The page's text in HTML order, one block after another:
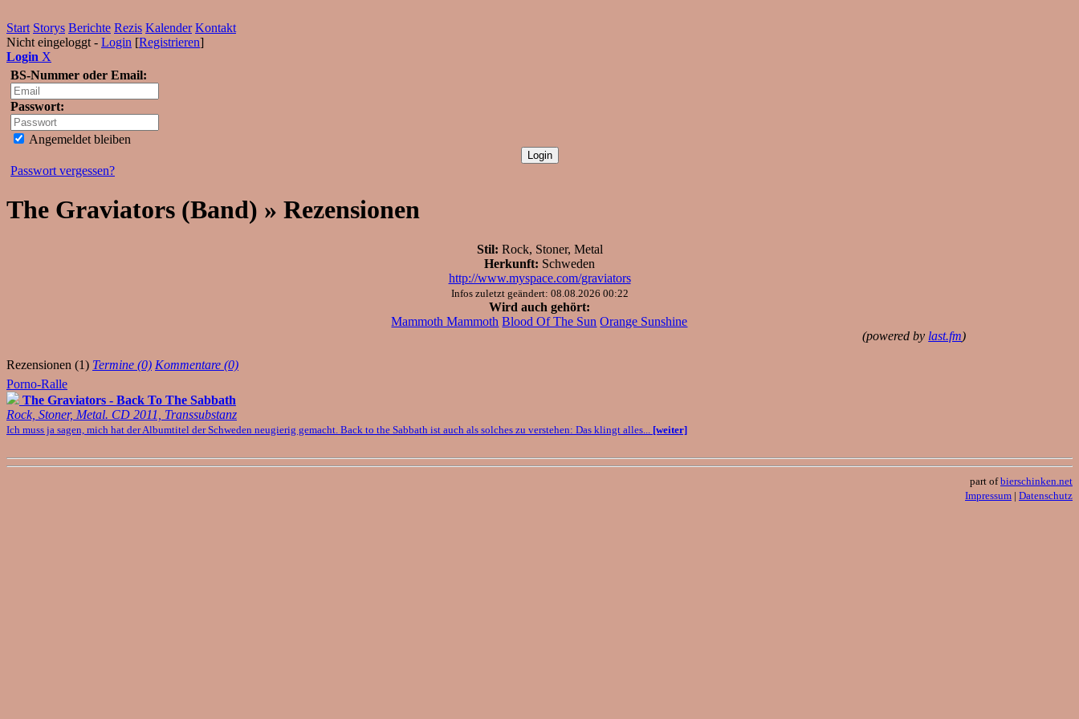
Start Storys Berichte Rezis Kalender Kontakt
Nicht eingeloggt - Login [Registrieren]
Login X
BS-Nummer oder Email:
Passwort:
Angemeldet bleiben
Passwort vergessen?
The Graviators (Band) » Rezensionen
Stil: Rock, Stoner, Metal
Herkunft: Schweden
http://www.myspace.com/graviators
Infos zuletzt geändert: 08.08.2026 00:22
Wird auch gehört:
Mammoth Mammoth Blood Of The Sun Orange Sunshine
(powered by last.fm)
Rezensionen (1) Termine (0) Kommentare (0)
Porno-Ralle
The Graviators - Back To The Sabbath
Rock, Stoner, Metal. CD 2011, Transsubstanz
Ich muss ja sagen, mich hat der Albumtitel der Schweden neugierig gemacht. Back to the Sabbath ist auch als solches zu verstehen: Das klingt alles... [weiter]
part ofbierschinken.net
Impressum | Datenschutz